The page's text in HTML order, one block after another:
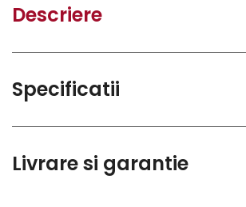
Descriere
Specificatii
Livrare si garantie